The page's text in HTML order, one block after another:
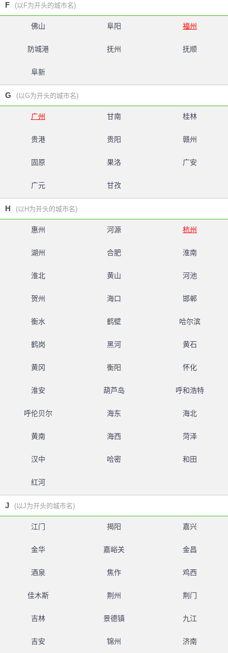
F (以F为开头的城市名)
佛山 阜阳 福州
防城港 抚州 抚顺
阜新
G (以G为开头的城市名)
广州 甘南 桂林
贵港 贵阳 赣州
固原 果洛 广安
广元 甘孜
H (以H为开头的城市名)
惠州 河源 杭州
湖州 合肥 淮南
淮北 黄山 河池
贺州 海口 邯郸
衡水 鹤壁 哈尔滨
鹤岗 黑河 黄石
黄冈 衡阳 怀化
淮安 葫芦岛 呼和浩特
呼伦贝尔 海东 海北
黄南 海西 菏泽
汉中 哈密 和田
红河
J (以J为开头的城市名)
江门 揭阳 嘉兴
金华 嘉峪关 金昌
酒泉 焦作 鸡西
佳木斯 荆州 荆门
吉林 景德镇 九江
吉安 锦州 济南